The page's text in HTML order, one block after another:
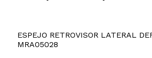
ESPEJO RETROVISOR LATERAL
MRA05028